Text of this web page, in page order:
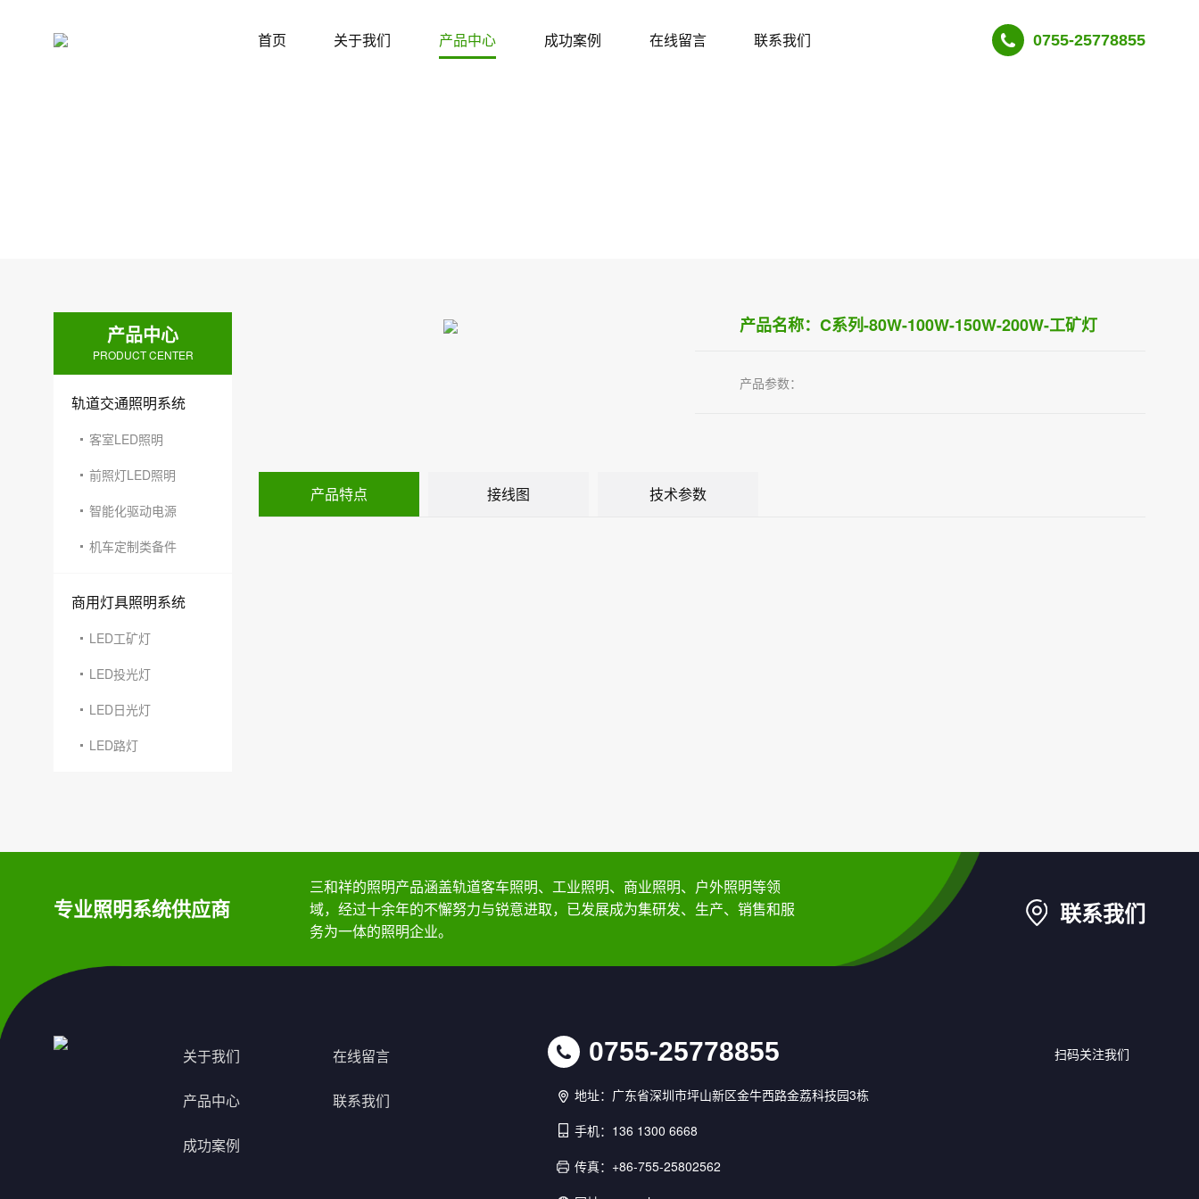
首页 关于我们 产品中心 成功案例 在线留言 联系我们 0755-25778855
产品中心
PRODUCT CENTER
轨道交通照明系统
客室LED照明
前照灯LED照明
智能化驱动电源
机车定制类备件
商用灯具照明系统
LED工矿灯
LED投光灯
LED日光灯
LED路灯
产品名称：C系列-80W-100W-150W-200W-工矿灯
产品参数：
产品特点 接线图 技术参数
专业照明系统供应商
三和祥的照明产品涵盖轨道客车照明、工业照明、商业照明、户外照明等领
域，经过十余年的不懈努力与锐意进取，已发展成为集研发、生产、销售和服
务为一体的照明企业。
联系我们
关于我们
产品中心
成功案例
在线留言
联系我们
0755-25778855
地址：广东省深圳市坪山新区金牛西路金荔科技园3栋
手机：136 1300 6668
传真：+86-755-25802562
扫码关注我们